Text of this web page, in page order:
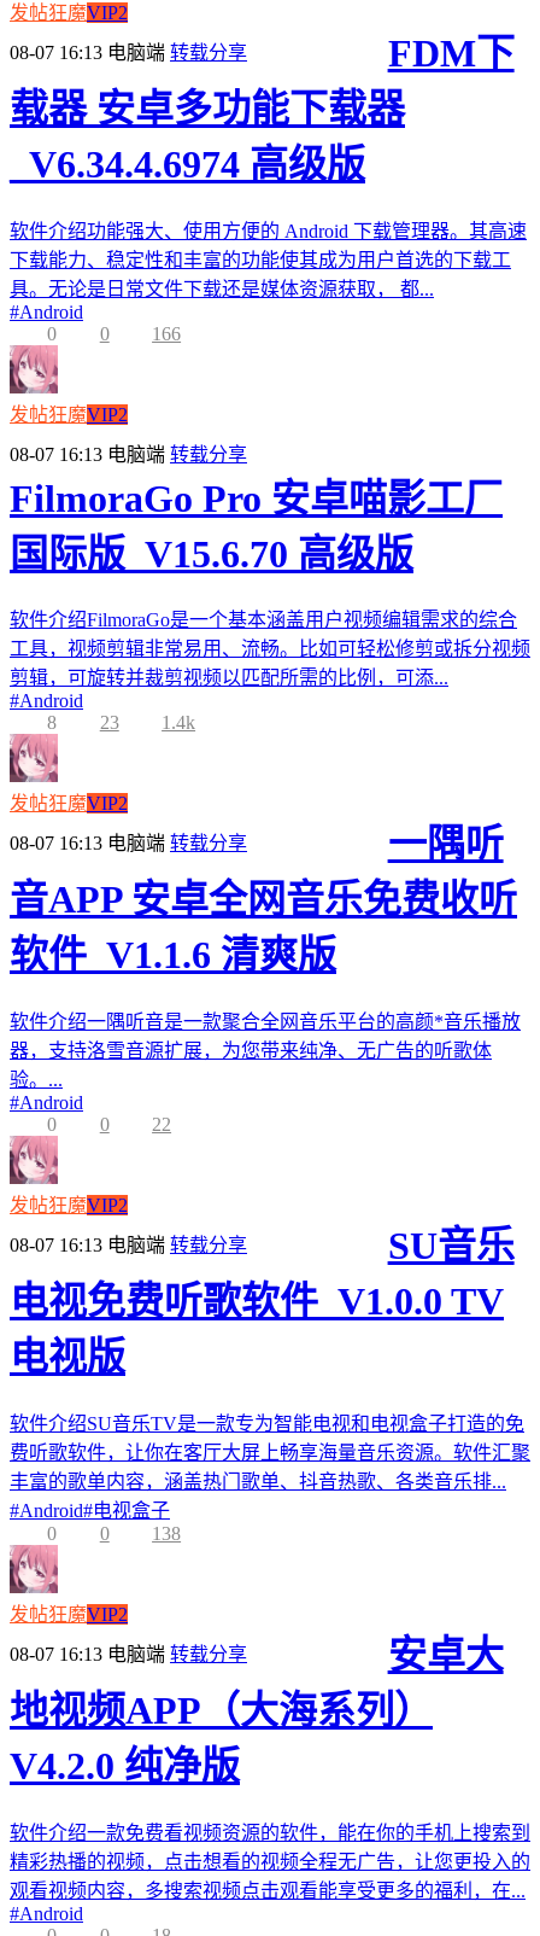
发帖狂魔VIP2
08-07 16:13 电脑端 转载分享
FDM下
载器 安卓多功能下载器
_V6.34.4.6974 高级版
软件介绍功能强大、使用方便的 Android 下载管理器。其高速
下载能力、稳定性和丰富的功能使其成为用户首选的下载工
具。无论是日常文件下载还是媒体资源获取， 都...
#Android
0
0 166
发帖狂魔VIP2
08-07 16:13 电脑端 转载分享
FilmoraGo Pro 安卓喵影工厂
国际版_V15.6.70 高级版
软件介绍FilmoraGo是一个基本涵盖用户视频编辑需求的综合
工具，视频剪辑非常易用、流畅。比如可轻松修剪或拆分视频
剪辑，可旋转并裁剪视频以匹配所需的比例，可添...
#Android
8
23 1.4k
发帖狂魔VIP2
08-07 16:13 电脑端 转载分享
一隅听
音APP 安卓全网音乐免费收听
软件_V1.1.6 清爽版
软件介绍一隅听音是一款聚合全网音乐平台的高颜*音乐播放
器，支持洛雪音源扩展，为您带来纯净、无广告的听歌体
验。...
#Android
0
0 22
发帖狂魔VIP2
08-07 16:13 电脑端 转载分享
SU音乐
电视免费听歌软件_V1.0.0 TV
电视版
软件介绍SU音乐TV是一款专为智能电视和电视盒子打造的免
费听歌软件，让你在客厅大屏上畅享海量音乐资源。软件汇聚
丰富的歌单内容，涵盖热门歌单、抖音热歌、各类音乐排...
#Android#电视盒子
0
0 138
发帖狂魔VIP2
08-07 16:13 电脑端 转载分享
安卓大
地视频APP（大海系列）
V4.2.0 纯净版
软件介绍一款免费看视频资源的软件，能在你的手机上搜索到
精彩热播的视频，点击想看的视频全程无广告，让您更投入的
观看视频内容，多搜索视频点击观看能享受更多的福利，在...
#Android